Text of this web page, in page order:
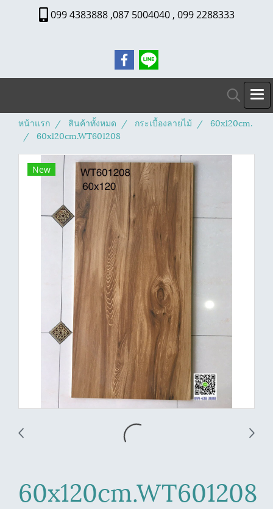
099 4383888 ,087 5004040 , 099 2288333
หน้าแรก สินค้าทั้งหมด กระเบื้องลายไม้
60x120cm.
60x120cm.WT601208
New
60x120cm.WT601208